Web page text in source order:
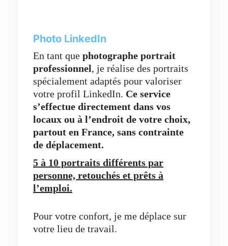
Photo LinkedIn
En tant que photographe portrait
professionnel, je réalise des portraits
spécialement adaptés pour valoriser
votre profil LinkedIn. Ce service
s’effectue directement dans vos
locaux ou à l’endroit de votre choix,
partout en France, sans contrainte
de déplacement.
5 à 10 portraits différents par
personne, retouchés et prêts à
l’emploi.
Pour votre confort, je me déplace sur
votre lieu de travail.